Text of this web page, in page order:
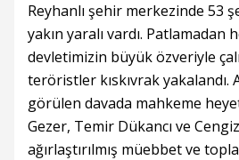
Reyhanlı şehir merkezinde 53
yakın yaralı vardı. Patlamadan
devletimizin büyük özveriyle
teröristler kıskıvrak yakalandı.
görülen davada mahkeme
Gezer, Temir Dükancı ve
ağırlaştırılmış müebbet ve